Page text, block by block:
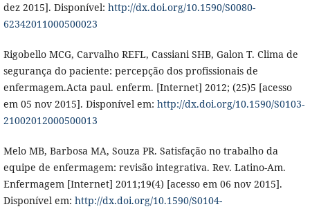
dez 2015]. Disponível: http://dx.doi.org/10.1590/S0080-
62342011000500023
Rigobello MCG, Carvalho REFL, Cassiani SHB, Galon T. Clima de
segurança do paciente: percepção dos profissionais de
enfermagem.Acta paul. enferm. [Internet] 2012; (25)5 [acesso
em 05 nov 2015]. Disponível em: http://dx.doi.org/10.1590/S0103-
21002012000500013
Melo MB, Barbosa MA, Souza PR. Satisfação no trabalho da
equipe de enfermagem: revisão integrativa. Rev. Latino-Am.
Enfermagem [Internet] 2011;19(4) [acesso em 06 nov 2015].
Disponível em: http://dx.doi.org/10.1590/S0104-